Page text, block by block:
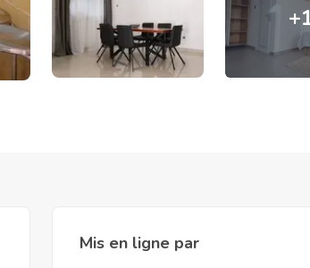
+
Mis en ligne par